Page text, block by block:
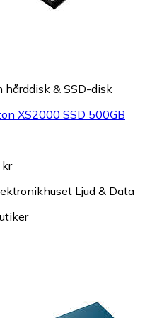
hårddisk & SSD-disk
XS2000 SSD 500GB
Ljud & Data